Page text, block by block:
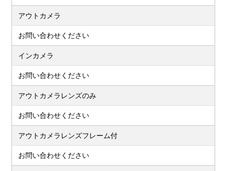
アウトカメラ
お問い合わせください
インカメラ
お問い合わせください
アウトカメラレンズのみ
お問い合わせください
アウトカメラレンズフレーム付
お問い合わせください